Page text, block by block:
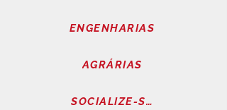
ENGENHARIAS
AGRÁRIAS
SOCIALIZE-SE E INOVEEDU